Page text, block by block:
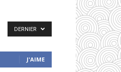
DERNIER
J'AIME